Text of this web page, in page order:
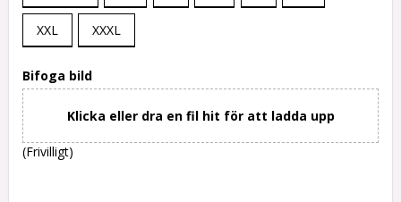
XXL XXXL
Bifoga bild
Klicka eller dra en fil hit för att ladda upp
(Frivilligt)